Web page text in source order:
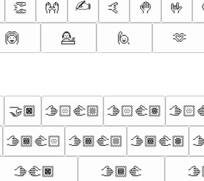
👏 👐 ✍️ 🤙 🤚 🤟
🙆 💁 🙋 🫶
🤝🏿 🫱🏻‍🫲🏼 🫱🏻‍🫲🏽
🫱🏾‍🫲🏻 🫱🏾‍🫲🏼 🫱🏾‍🫲🏽
🫱‍🫲🏿 🫱🏾‍🫲